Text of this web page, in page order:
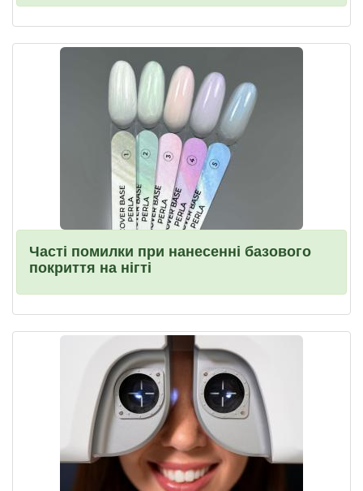
Часті помилки при нанесенні базового
покриття на нігті